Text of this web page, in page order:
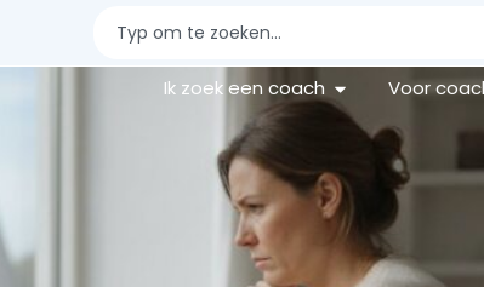
Ik zoek een coach Voor
praktische gids voor coaches